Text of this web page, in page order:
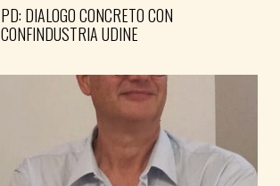
PD: DIALOGO CONCRETO CON
CONFINDUSTRIA UDINE